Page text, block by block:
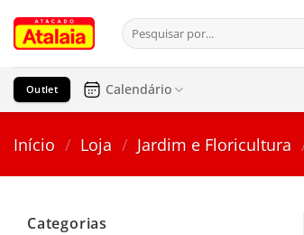
para
conteúdo
Pesquisar
por:
Outlet Calendário
Início / Loja / Jardim e Floricultura
Categorias